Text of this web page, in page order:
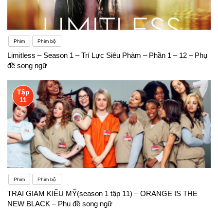
áp dụng ở đây. Một mẹo khác là hãy chú ý đến
phần lời nói (ví dụ: danh từ, tính từ, v.v.) . Thông
thường, các định nghĩa khác nhau cho một từ tiếng
Anh sẽ có các phần khác nhau trong lời nói, vì vậy
rất dễ dàng để phân biệt chúng
Phim Phim bộ
Limitless – Season 1 – Trí Lực Siêu Phàm – Phần 1 – 12 – Phụ
đề song ngữ
Tập
11
Phim Phim bộ
TRẠI GIAM KIỂU MỸ(season 1 tập 11) – ORANGE IS THE
NEW BLACK – Phụ đề song ngữ